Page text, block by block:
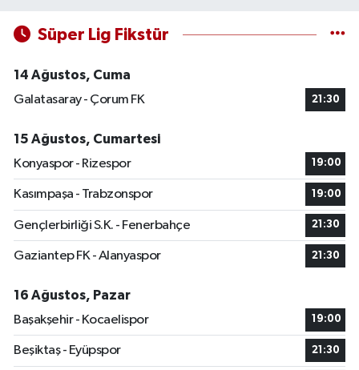
Süper Lig Fikstür
14 Ağustos, Cuma
Galatasaray - Çorum FK
21:30
15 Ağustos, Cumartesi
Konyaspor - Rizespor
19:00
Kasımpaşa - Trabzonspor 19:00
Gençlerbirliği S.K. - Fenerbahçe 21:30
Gaziantep FK - Alanyaspor 21:30
16 Ağustos, Pazar
Başakşehir - Kocaelispor
19:00
Beşiktaş - Eyüpspor 21:30